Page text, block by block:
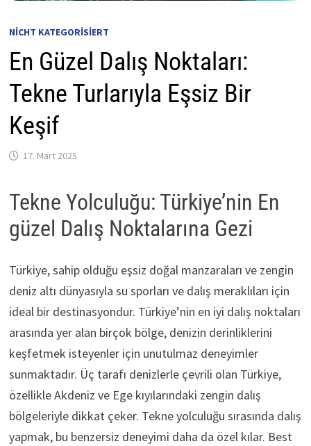
NICHT KATEGORISIERT
En Güzel Dalış Noktaları:
Tekne Turlarıyla Eşsiz Bir
Keşif
17. Mart 2025
Tekne Yolculuğu: Türkiye’nin En
güzel Dalış Noktalarına Gezi
Türkiye, sahip olduğu eşsiz doğal manzaraları ve zengin
deniz altı dünyasıyla su sporları ve dalış meraklıları için
ideal bir destinasyondur. Türkiye’nin en iyi dalış noktaları
arasında yer alan birçok bölge, denizin derinliklerini
keşfetmek isteyenler için unutulmaz deneyimler
sunmaktadır. Üç tarafı denizlerle çevrili olan Türkiye,
özellikle Akdeniz ve Ege kıyılarındaki zengin dalış
bölgeleriyle dikkat çeker. Tekne yolculuğu sırasında dalış
yapmak, bu benzersiz deneyimi daha da özel kılar. Best